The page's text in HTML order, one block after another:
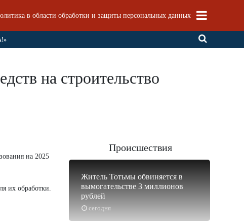
в области обработки и защиты персональных данных
на строительство
на 2025
их обработки.
Происшествия
сегодня
Житель Тотьмы обвиняется в
вымогательстве 3 миллионов
рублей